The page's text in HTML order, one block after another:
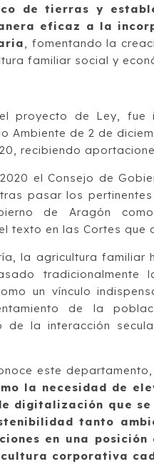
de tierras y
eficaz a la
, fomentando la
familiar social y
proyecto de Ley, fue
Ambiente de 2 de
recibiendo
el Consejo de
pasar los
de Aragón
texto en las Cortes
la agricultura
tradicionalmente
un vínculo
de la
de la interacción
este departamento,
la necesidad de
digitalización que
tanto
en una
corporativa